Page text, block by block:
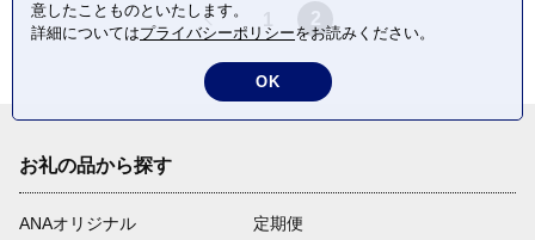
2
お礼の品から探す
ANAオリジナル
定期便
意したことものといたします。
詳細についてはプライバシーポリシーをお読みください。
OK